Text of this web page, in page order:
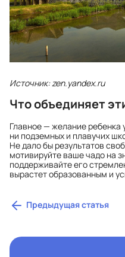
Источник: zen.yandex.ru
Что объединяет
Главное — желание ребенка
ни подземных и плавучих
Не дало бы результатов
мотивируйте ваше чадо на
поддерживайте его
вырастет образованным и
Предыдущая статья